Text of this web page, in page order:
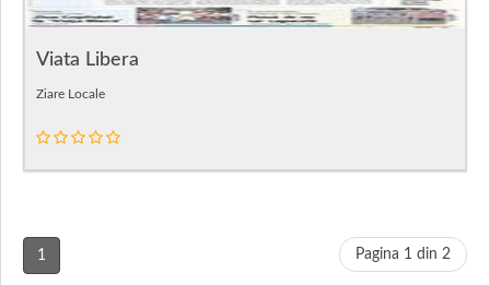
Viata Libera
Ziare Locale
1 Pagina 1 din 2